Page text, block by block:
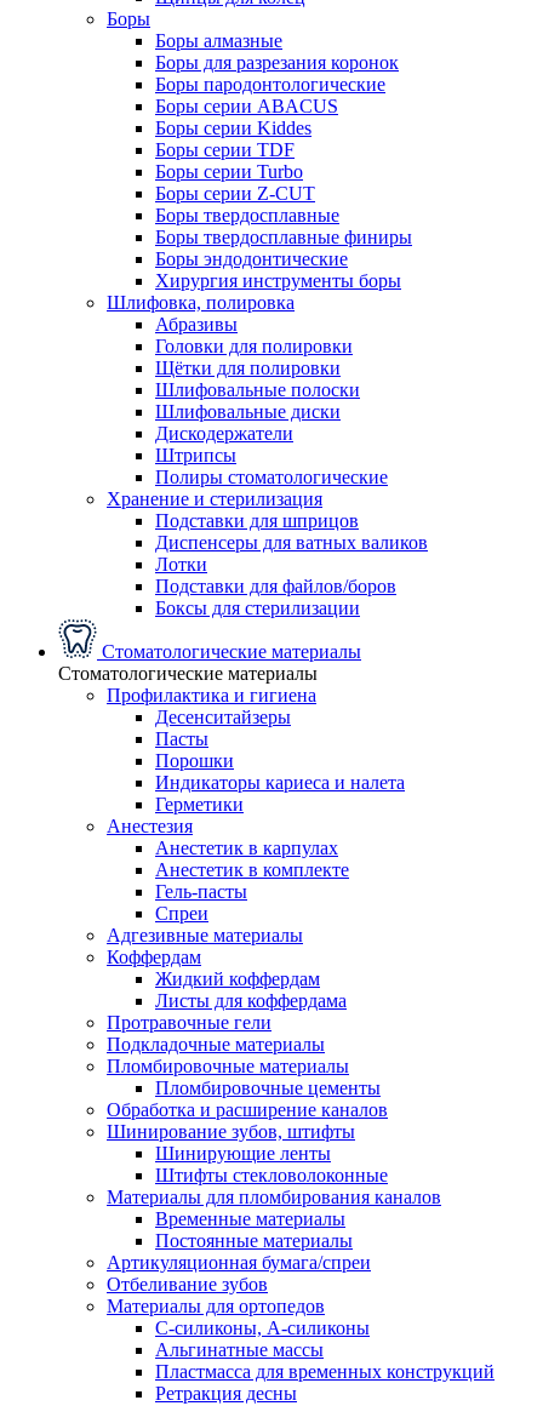
Боры
Боры алмазные
Боры для разрезания коронок
Боры пародонтологические
Боры серии ABACUS
Боры серии Kiddes
Боры серии TDF
Боры серии Turbo
Боры серии Z-CUT
Боры твердосплавные
Боры твердосплавные финиры
Боры эндодонтические
Хирургия инструменты боры
Шлифовка, полировка
Абразивы
Головки для полировки
Щётки для полировки
Шлифовальные полоски
Шлифовальные диски
Дискодержатели
Штрипсы
Полиры стоматологические
Хранение и стерилизация
Подставки для шприцов
Диспенсеры для ватных валиков
Лотки
Подставки для файлов/боров
Боксы для стерилизации
Стоматологические материалы
Стоматологические материалы
Профилактика и гигиена
Десенситайзеры
Пасты
Порошки
Индикаторы кариеса и налета
Герметики
Анестезия
Анестетик в карпулах
Анестетик в комплекте
Гель-пасты
Спреи
Адгезивные материалы
Коффердам
Жидкий коффердам
Листы для коффердама
Протравочные гели
Подкладочные материалы
Пломбировочные материалы
Пломбировочные цементы
Обработка и расширение каналов
Шинирование зубов, штифты
Шинирующие ленты
Штифты стекловолоконные
Материалы для пломбирования каналов
Временные материалы
Постоянные материалы
Артикуляционная бумага/спреи
Отбеливание зубов
Материалы для ортопедов
C-силиконы, А-силиконы
Альгинатные массы
Пластмасса для временных конструкций
Ретракция десны